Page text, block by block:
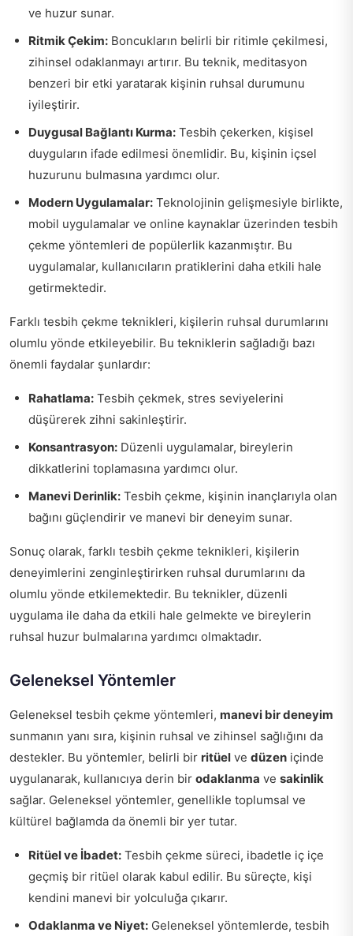
ve huzur sunar.
Ritmik Çekim: Boncukların belirli bir ritimle çekilmesi,
zihinsel odaklanmayı artırır. Bu teknik, meditasyon
benzeri bir etki yaratarak kişinin ruhsal durumunu
iyileştirir.
Duygusal Bağlantı Kurma: Tesbih çekerken, kişisel
duyguların ifade edilmesi önemlidir. Bu, kişinin içsel
huzurunu bulmasına yardımcı olur.
Modern Uygulamalar: Teknolojinin gelişmesiyle birlikte,
mobil uygulamalar ve online kaynaklar üzerinden tesbih
çekme yöntemleri de popülerlik kazanmıştır. Bu
uygulamalar, kullanıcıların pratiklerini daha etkili hale
getirmektedir.
Farklı tesbih çekme teknikleri, kişilerin ruhsal durumlarını
olumlu yönde etkileyebilir. Bu tekniklerin sağladığı bazı
önemli faydalar şunlardır:
Rahatlama: Tesbih çekmek, stres seviyelerini
düşürerek zihni sakinleştirir.
Konsantrasyon: Düzenli uygulamalar, bireylerin
dikkatlerini toplamasına yardımcı olur.
Manevi Derinlik: Tesbih çekme, kişinin inançlarıyla olan
bağını güçlendirir ve manevi bir deneyim sunar.
Sonuç olarak, farklı tesbih çekme teknikleri, kişilerin
deneyimlerini zenginleştirirken ruhsal durumlarını da
olumlu yönde etkilemektedir. Bu teknikler, düzenli
uygulama ile daha da etkili hale gelmekte ve bireylerin
ruhsal huzur bulmalarına yardımcı olmaktadır.
Geleneksel Yöntemler
Geleneksel tesbih çekme yöntemleri, manevi bir deneyim
sunmanın yanı sıra, kişinin ruhsal ve zihinsel sağlığını da
destekler. Bu yöntemler, belirli bir ritüel ve düzen içinde
uygulanarak, kullanıcıya derin bir odaklanma ve sakinlik
sağlar. Geleneksel yöntemler, genellikle toplumsal ve
kültürel bağlamda da önemli bir yer tutar.
Ritüel ve İbadet: Tesbih çekme süreci, ibadetle iç içe
geçmiş bir ritüel olarak kabul edilir. Bu süreçte, kişi
kendini manevi bir yolculuğa çıkarır.
Odaklanma ve Niyet: Geleneksel yöntemlerde, tesbih